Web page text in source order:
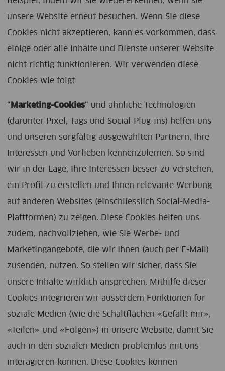
unsere Website erneut besuchen. Wenn Sie diese
Cookies nicht akzeptieren, kann es vorkommen, dass
einige oder alle Inhalte und Dienste unserer Website
nicht richtig funktionieren. Wir verwenden diese
Cookies wie folgt:
“ Marketing-Cookies“ und ähnliche Technologien
(darunter Pixel, Tags und Social-Plug-ins) helfen uns
und unseren sorgfältig ausgewählten Partnern, Ihre
Interessen und Vorlieben kennenzulernen. So sind
wir in der Lage, Ihre Interessen besser zu verstehen,
ein Profil zu erstellen und Ihnen relevante Werbung
auf anderen Websites (einschliesslich Social-Media-
Plattformen) zu zeigen. Diese Cookies helfen uns
zudem, nachvollziehen, wie Sie Werbe- und
Marketingangebote, die wir Ihnen (auch per E-Mail)
zusenden, nutzen. So stellen wir sicher, dass Sie
unsere Inhalte wirklich ansprechen. Mithilfe dieser
Cookies integrieren wir ausserdem Funktionen für
soziale Medien (wie die Schaltflächen «Gefällt mir»,
«Teilen» und «Folgen») in unsere Website, damit Sie
auch in den sozialen Medien problemlos mit uns
interagieren können. Diese Cookies können